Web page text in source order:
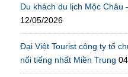
Du khách du lịch Mộc Châu
12/05/2026
Đại Việt Tourist công ty tổ
nổi tiếng nhất Miền Trung